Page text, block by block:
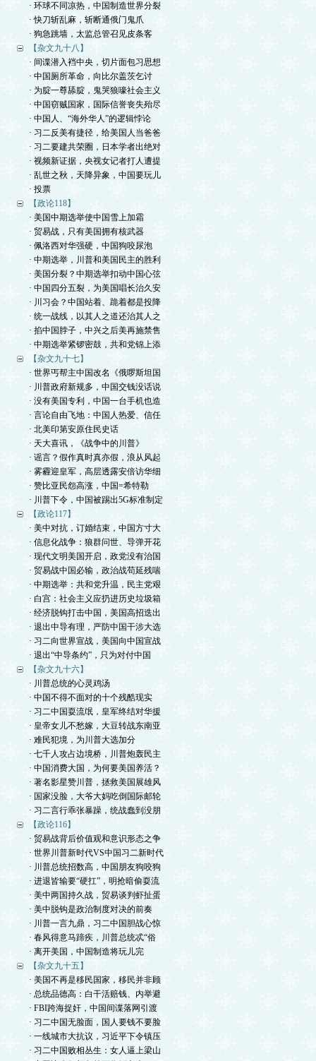
· 环球不同凉热，中国制造世界分裂
· 快刀斩乱麻，斩断通俄门鬼爪
· 狗急跳墙，太监总管召见皮条客
【杂文九十八】
· 间谍潜入裆中央，切片面包习思想
· 中国厕所革命，向比尔盖茨乞讨
· 为腚一尊舔腚，鬼哭狼嚎社会主义
· 中国窃贼国家，国际信誉丧失殆尽
· 中国人、“海外华人”的逻辑悖论
· 习二反美有捷径，给美国人当爸爸
· 习二要建共荣圈，日本学者出绝对
· 视频新证据，央视女记者打人遭提
· 乱世之秋，天降异象，中国要玩儿
· 投票
【政论118】
· 美国中期选举使中国雪上加霜
· 贸易战，只有美国拥有核武器
· 佩洛西对华强硬，中国狗咬尿泡
· 中期选举，川普和美国民主的胜利
· 美国分裂？中期选举扣动中国心弦
· 中国四分五裂，为美国唱长治久安
· 川习会？中国站着、跪着都是投降
· 统一战线，以其人之道还治其人之
· 掐中国脖子，中兴之后美再施禁售
· 中期选举紧锣密鼓，共和党锦上添
【杂文九十七】
· 世界丐帮主中国改名《俄啰斯坦国
· 川普政府新规多，中国交钱没话说
· 没有美国专利，中国一台手机也造
· 言论自由飞地：中国人热爱、信任
· 北美印第安原住民史话
· 天大喜讯，《战争中的川普》
· 谣言？假作真时真亦假，浪从风起
· 雾霾迎皇军，高层透露安倍访华细
· 赞比亚民怨高涨，中国=希特勒
· 川普下令，中国被踢出5G标准制定
【政论117】
· 美中对抗，订婚结束，中国方寸大
· 信息化战争：狼群问世、导弹开花
· 现代文明美国开启，政党没有治国
· 贸易战中国必输，政治战苟延残喘
· 中期选举：共和党升温，民主党艰
· 白宫：社会主义应扔进历史垃圾箱
· 经济脱钩打击中国，美国高招迭出
· 退出中导有理，严防中国干涉大选
· 习二向世界宣战，美国向中国宣战
· 退出“中导条约”，只为对付中国
【杂文九十六】
· 川普总统的心灵鸡汤
· 中国不得不面对的十个残酷现实
· 习二中国耍流氓，皇军终结对华援
· 皇帝女儿不愁嫁，大豆转战东南亚
· 难民犯境，为川普大选加分
· 七千人攻占边境桥，川普炮轰民主
· 中国消费大国，为何要美国养活？
· 著名影星赞川普，拯救美国展雄风
· 国家没脸，大爷大妈吃倒国际邮轮
· 习二言行乖张暴躁，统战蠢到没朋
【政论116】
· 贸易战背后价值观和意识形态之争
· 世界川普新时代VS中国习二新时代
· 川普总统招数高，中国朋友狗咬狗
· 进退皆输要“硬扛”，明抢暗偷耍流
· 美中两国持久战，贸易谈判虾扯蛋
· 美中脱钩是政治制度对决的前奏
· 川普一言九鼎，习二中国胆战心惊
· 春风得意马蹄疾，川普总统忒“俗
· 离开美国，中国制造将玩儿完
【杂文九十五】
· 美国不再是移民国家，移民并非顾
· 总统品德高：白干活赔钱、内举避
· FBI跨海捉奸，中国间谍落网引渡
· 习二中国无脸面，国人要钱不要脸
· 一线城市大抗议，习近平下令镇压
· 习二中国败相丛生：女人逼上梁山